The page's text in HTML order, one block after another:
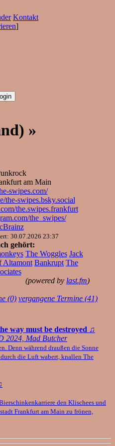
Kontakt
]
»
am Main
swipes.com/
the-swipes.bsky.social
the.swipes.frankfurt
the_swipes/
30.07.2026 23:37
gehört:
The Woggles Jack
Altamont Bankrupt The
(powered by last.fm)
(0) vergangene Termine (41)
way must be destroyed ♫
2024, Mad Butcher
Denn während draußen die Sonne
die Luft wabert, knallen The
den Klischees und
Frankfurt am Main zu frönen,